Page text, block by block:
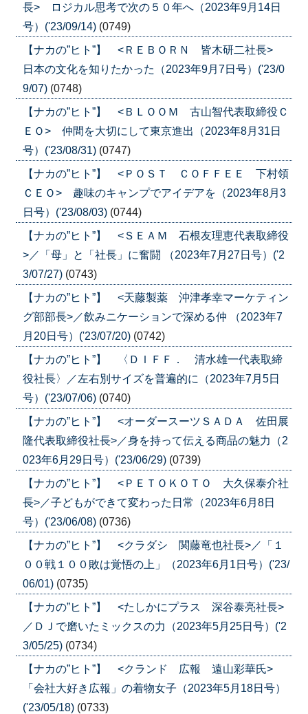
長> ロジカル思考で次の５０年へ（2023年9月14日
号）('23/09/14) (0749)
【ナカの”ヒト”】 <ＲＥＢＯＲＮ 皆木研二社長>
日本の文化を知りたかった（2023年9月7日号）('23/0
9/07) (0748)
【ナカの”ヒト”】 <ＢＬＯＯＭ 古山智代表取締役Ｃ
ＥＯ> 仲間を大切にして東京進出（2023年8月31日
号）('23/08/31) (0747)
【ナカの”ヒト”】 <ＰＯＳＴ ＣＯＦＦＥＥ 下村領
ＣＥＯ> 趣味のキャンプでアイデアを（2023年8月3
日号）('23/08/03) (0744)
【ナカの”ヒト”】 <ＳＥＡＭ 石根友理恵代表取締役
>／「母」と「社長」に奮闘 （2023年7月27日号）('2
3/07/27) (0743)
【ナカの”ヒト”】 <天藤製薬 沖津孝幸マーケティン
グ部部長>／飲みニケーションで深める仲 （2023年7
月20日号）('23/07/20) (0742)
【ナカの”ヒト”】 〈ＤＩＦＦ． 清水雄一代表取締
役社長〉／左右別サイズを普遍的に（2023年7月5日
号）('23/07/06) (0740)
【ナカの”ヒト”】 <オーダースーツＳＡＤＡ 佐田展
隆代表取締役社長>／身を持って伝える商品の魅力（2
023年6月29日号）('23/06/29) (0739)
【ナカの”ヒト”】 <ＰＥＴＯＫＯＴＯ 大久保泰介社
長>／子どもができて変わった日常（2023年6月8日
号）('23/06/08) (0736)
【ナカの”ヒト”】 <クラダシ 関藤竜也社長>／「１
００戦１００敗は覚悟の上」（2023年6月1日号）('23/
06/01) (0735)
【ナカの”ヒト”】 <たしかにプラス 深谷泰亮社長>
／ＤＪで磨いたミックスの力（2023年5月25日号）('2
3/05/25) (0734)
【ナカの”ヒト”】 <クランド 広報 遠山彩華氏>
「会社大好き広報」の着物女子（2023年5月18日号）
('23/05/18) (0733)